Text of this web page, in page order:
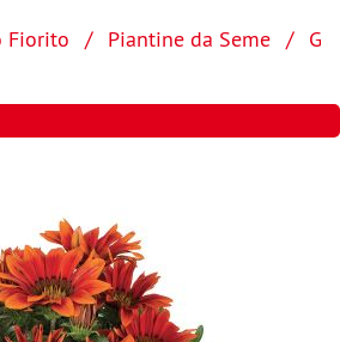
Fiorito Piantine da Seme
G